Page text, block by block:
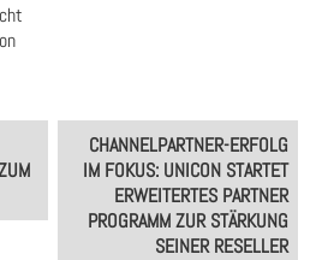
CHANNELPARTNER-ERFOLG
IM FOKUS: UNICON STARTET
ERWEITERTES PARTNER
PROGRAMM ZUR STÄRKUNG
SEINER RESELLER